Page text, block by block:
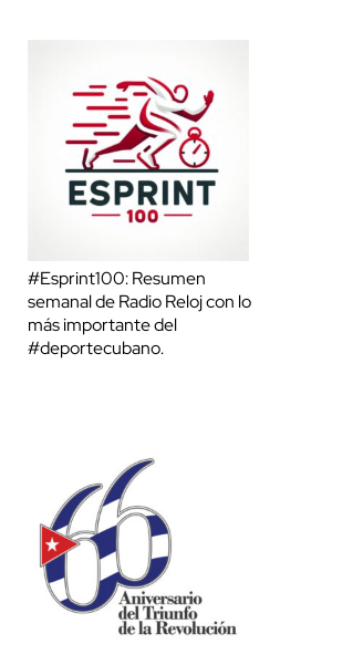
#Esprint100: Resumen
semanal de Radio Reloj con lo
más importante del
#deportecubano.